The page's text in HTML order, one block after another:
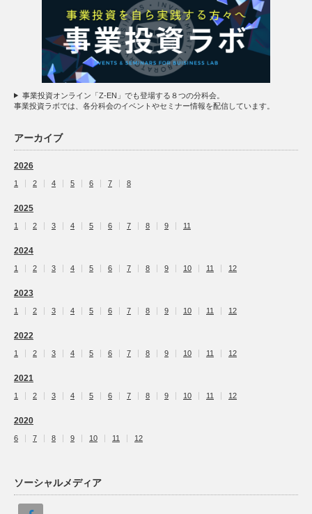
事業投資オンライン「Z-EN」でも登場する８つの分科会。
事業投資ラボでは、各分科会のイベントやセミナー情報を配信しています。
アーカイブ
2026
1 2 4 5 6 7 8
2025
1 2 3 4 5 6 7 8 9 11
2024
1 2 3 4 5 6 7 8 9 10 11 12
2023
1 2 3 4 5 6 7 8 9 10 11 12
2022
1 2 3 4 5 6 7 8 9 10 11 12
2021
1 2 3 4 5 6 7 8 9 10 11 12
2020
6 7 8 9 10 11 12
ソーシャルメディア